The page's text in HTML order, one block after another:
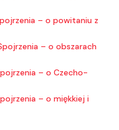
– o powitaniu z
– o obszarach
– o Czecho-
– o miękkiej i